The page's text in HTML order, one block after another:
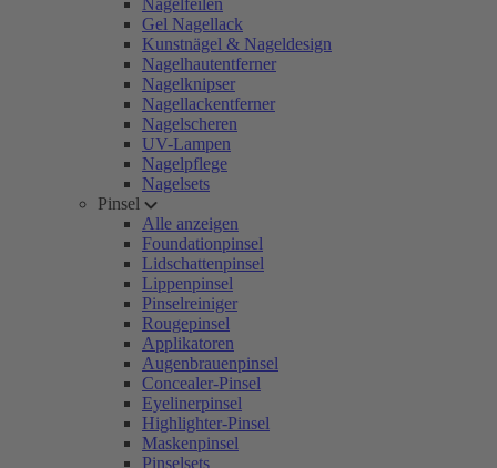
Nagelfeilen
Gel Nagellack
Kunstnägel & Nageldesign
Nagelhautentferner
Nagelknipser
Nagellackentferner
Nagelscheren
UV-Lampen
Nagelpflege
Nagelsets
Pinsel
Alle anzeigen
Foundationpinsel
Lidschattenpinsel
Lippenpinsel
Pinselreiniger
Rougepinsel
Applikatoren
Augenbrauenpinsel
Concealer-Pinsel
Eyelinerpinsel
Highlighter-Pinsel
Maskenpinsel
Pinselsets